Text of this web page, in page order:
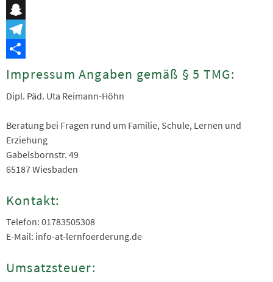
Messenger
Snapchat
Telegram
Teilen
Impressum Angaben gemäß § 5 TMG:
Dipl. Päd. Uta Reimann-Höhn
Beratung bei Fragen rund um Familie, Schule, Lernen und
Erziehung
Gabelsbornstr. 49
65187 Wiesbaden
Kontakt:
Telefon: 01783505308
E-Mail: info-at-lernfoerderung.de
Umsatzsteuer: